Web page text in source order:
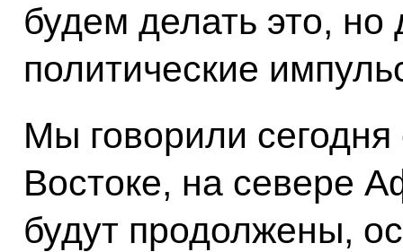
будем делать это, но
политические
Мы говорили
Востоке, на севере
будут продолжены,